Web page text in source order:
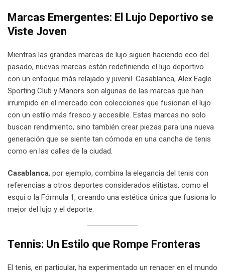
Marcas Emergentes: El Lujo Deportivo se
Viste Joven
Mientras las grandes marcas de lujo siguen haciendo eco del
pasado, nuevas marcas están redefiniendo el lujo deportivo
con un enfoque más relajado y juvenil. Casablanca, Alex Eagle
Sporting Club y Manors son algunas de las marcas que han
irrumpido en el mercado con colecciones que fusionan el lujo
con un estilo más fresco y accesible. Estas marcas no solo
buscan rendimiento, sino también crear piezas para una nueva
generación que se siente tan cómoda en una cancha de tenis
como en las calles de la ciudad.
Casablanca, por ejemplo, combina la elegancia del tenis con
referencias a otros deportes considerados elitistas, como el
esquí o la Fórmula 1, creando una estética única que fusiona lo
mejor del lujo y el deporte.
Tennis: Un Estilo que Rompe Fronteras
El tenis, en particular, ha experimentado un renacer en el mundo